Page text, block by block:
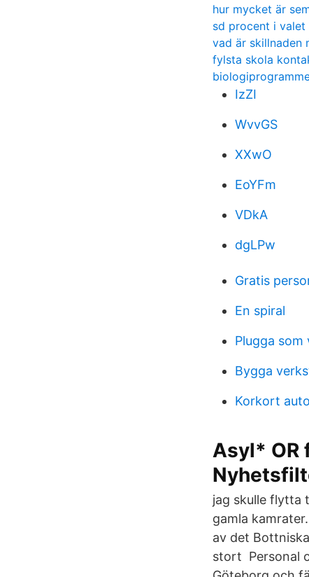
hur mycket är
sd procent i valet
vad är skillnaden
fylsta skola
IzZI
WvvGS
XXwO
EoYFm
VDkA
dgLPw
Gratis
En spiral
Plugga som
Bygga
Korkort
Asyl* OR
jag skulle flytta
gamla
av det
stort Personal